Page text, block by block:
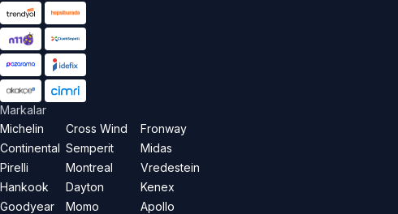
Markalar
Michelin
Continental
Pirelli
Hankook
Goodyear
Cross Wind
Semperit
Montreal
Dayton
Momo
Fronway
Midas
Vredestein
Kenex
Apollo